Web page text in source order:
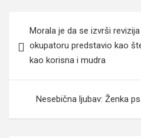
članaka
Morala je da se izvrši
okupatoru predstavio kao
kao korisna i mudra
Nesebična ljubav: Ženka